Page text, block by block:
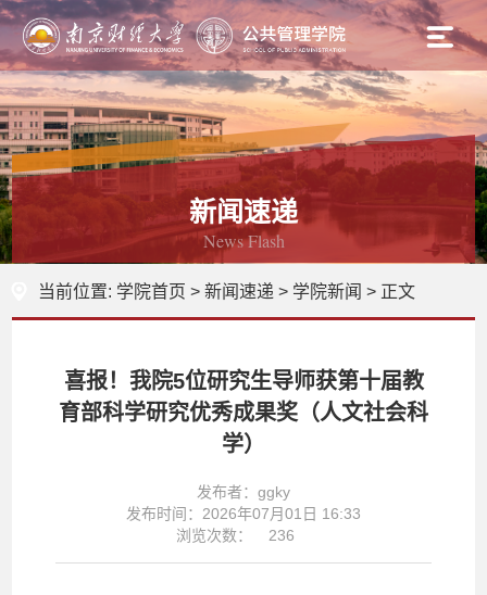
新闻速递
News Flash
当前位置: 学院首页 > 新闻速递 > 学院新闻 > 正文
喜报！我院5位研究生导师获第十届教
育部科学研究优秀成果奖（人文社会科
学）
发布者：ggky
发布时间：2026年07月01日 16:33
浏览次数：
236